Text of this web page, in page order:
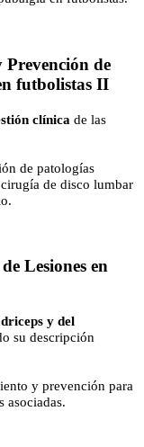
de
futbolistas II
clínica de las
de patologías
de disco lumbar
Lesiones en
y del
su descripción
y prevención para
asociadas.